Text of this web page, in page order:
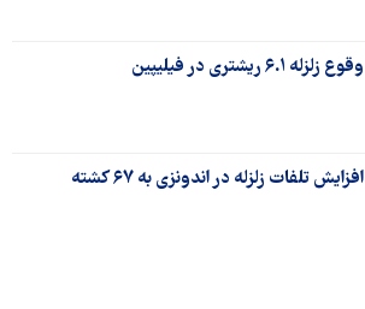
وقوع زلزله ۶.۱ ریشتری در فیلیپین
افزایش تلفات زلزله در اندونزی به ۶۷ کشته